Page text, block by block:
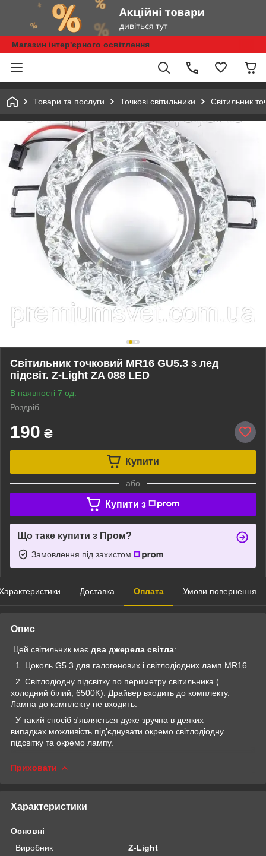
Магазин інтер'єрного освітлення
Товари та послуги Точкові світильники Світильник
Світильник точковий MR16 GU5.3 з лед
підсвіт. Z-Light ZA 088 LED
В наявності 7 од.
Роздріб
190 ₴
Купити
або
Купити з
Що таке купити з Пром?
Замовлення під захистом
Доставка Оплата Умови повернення
Опис
Цей світильник має два джерела світла:
1. Цоколь G5.3 для галогенових і світлодіодних ламп MR16
2. Світлодіодну підсвітку по периметру світильника (
холодний білий, 6500K). Драйвер входить до комплекту.
Лампа до комплекту не входить.
У такий спосіб з'являється дуже зручна в деяких
випадках можливість під'єднувати окремо світлодіодну
підсвітку та окремо лампу.
Приховати
Характеристики
Основні
Виробник
Z-Light